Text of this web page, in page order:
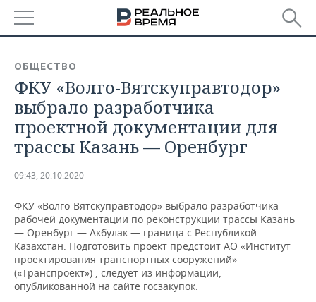
БАШКОРТОСТАН
ТАТАРСТАН
УДМУРТИЯ
НОВОСТИ
АНАЛИТИКА
НОВОСТИ АНАЛИТИКИ
ДЕКЛАРАЦИИ О ДОХОДАХ
КОРОЛИ ГОСЗАКАЗА ПФО
ВУЗЫ ТАТАРСТАНА
КОМУ ПРИНАДЛЕЖАТ
ТОРГОВЫЕ ЦЕНТРЫ
ЭКОНОМИКА
НОВОСТИ ЭКОНОМИКИ
ФИНАНСЫ
БАНКИ
БЮДЖЕТ
ПРОМЫШЛЕННОСТЬ
НОВОСТИ
ПРОМЫШЛЕННОСТИ
АГРОПРОМ
МАШИНОСТРОЕНИЕ
НЕДВИЖИМОСТЬ
НОВОСТИ НЕДВИЖИМОСТИ
АВТО
НОВОСТИ АВТО
БИЗНЕС
ОБЩЕСТВО
ФКУ «Волго-Вятскуправтодор»
выбрало разработчика
проектной документации для
трассы Казань — Оренбург
09:43, 20.10.2020
ФКУ «Волго-Вятскуправтодор» выбрало разработчика
рабочей документации по реконструкции трассы Казань
— Оренбург — Акбулак — граница с Республикой
Казахстан. Подготовить проект предстоит АО «Институт
проектирования транспортных сооружений»
(«Транспроект») , следует из информации,
опубликованной на сайте госзакупок.